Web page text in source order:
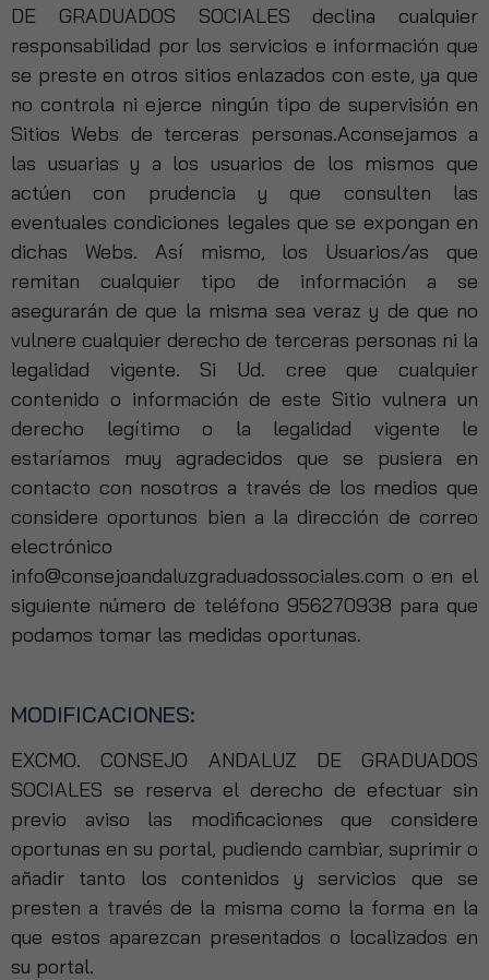
DE GRADUADOS SOCIALES declina cualquier
responsabilidad por los servicios e información que
se preste en otros sitios enlazados con este, ya que
no controla ni ejerce ningún tipo de supervisión en
Sitios Webs de terceras personas.Aconsejamos a
las usuarias y a los usuarios de los mismos que
actúen con prudencia y que consulten las
eventuales condiciones legales que se expongan en
dichas Webs. Así mismo, los Usuarios/as que
remitan cualquier tipo de información a se
asegurarán de que la misma sea veraz y de que no
vulnere cualquier derecho de terceras personas ni la
legalidad vigente. Si Ud. cree que cualquier
contenido o información de este Sitio vulnera un
derecho legítimo o la legalidad vigente le
estaríamos muy agradecidos que se pusiera en
contacto con nosotros a través de los medios que
considere oportunos bien a la dirección de correo
electrónico
info@consejoandaluzgraduadossociales.com o en el
siguiente número de teléfono 956270938 para que
podamos tomar las medidas oportunas.
MODIFICACIONES:
EXCMO. CONSEJO ANDALUZ DE GRADUADOS
SOCIALES se reserva el derecho de efectuar sin
previo aviso las modificaciones que considere
oportunas en su portal, pudiendo cambiar, suprimir o
añadir tanto los contenidos y servicios que se
presten a través de la misma como la forma en la
que estos aparezcan presentados o localizados en
su portal.